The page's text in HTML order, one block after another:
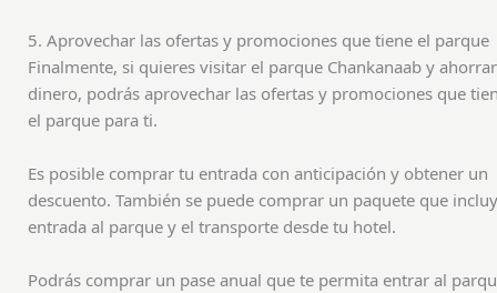
5. Aprovechar las ofertas y promociones que tiene el parque
Finalmente, si quieres visitar el parque Chankanaab y ahorrar
dinero, podrás aprovechar las ofertas y promociones que
el parque para ti.
Es posible comprar tu entrada con anticipación y obtener un
descuento. También se puede comprar un paquete que
entrada al parque y el transporte desde tu hotel.
Podrás comprar un pase anual que te permita entrar al